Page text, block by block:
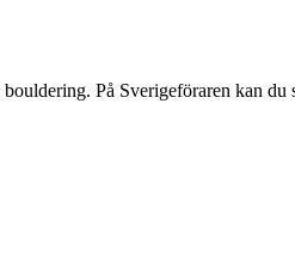
På Sverigeföraren kan